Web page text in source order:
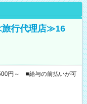
旅行代理店≫16
円～ ■給与の前払いが可